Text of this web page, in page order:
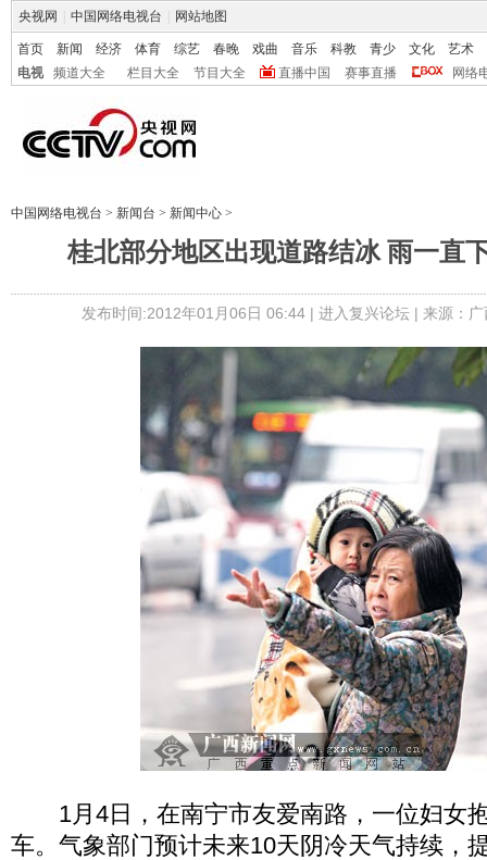
央视网 中国网络电视台 网站地图
首页 新闻 经济 体育 综艺 春晚 戏曲 音乐 科教 青少 文化
艺术
电视
频道大全 栏目大全 节目大全 直播中国 赛事直播 网络
中国网络电视台 > 新闻台 > 新闻中心 >
桂北部分地区出现道路结冰 雨一直
发布时间:2012年01月06日 06:44 | 进入复兴论坛| 来源：
1月4日，在南宁市友爱南路，一位妇女
车。气象部门预计未来10天阴冷天气持续，